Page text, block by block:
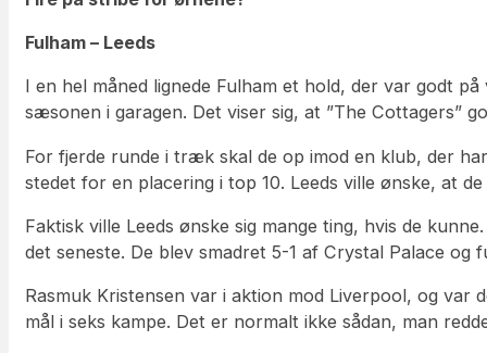
Fulham – Leeds
I en hel måned lignede Fulham et hold, der var godt
sæsonen i garagen. Det viser sig, at ”The Cottagers”
For fjerde runde i træk skal de op imod en klub, der
stedet for en placering i top 10. Leeds ville ønske, at
Faktisk ville Leeds ønske sig mange ting, hvis de
det seneste. De blev smadret 5-1 af Crystal Palace og
Rasmuk Kristensen var i aktion mod Liverpool, og var
mål i seks kampe. Det er normalt ikke sådan, man